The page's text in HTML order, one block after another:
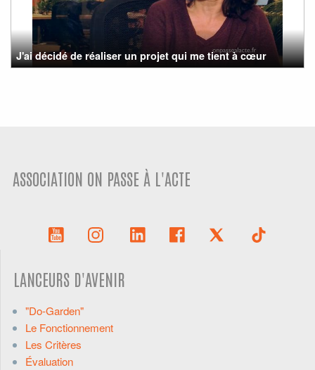
J'ai décidé de réaliser un projet qui me tient à cœur
ASSOCIATION ON PASSE À L'ACTE
LANCEURS D'AVENIR
"Do-Garden"
Le Fonctionnement
Les Critères
Évaluation